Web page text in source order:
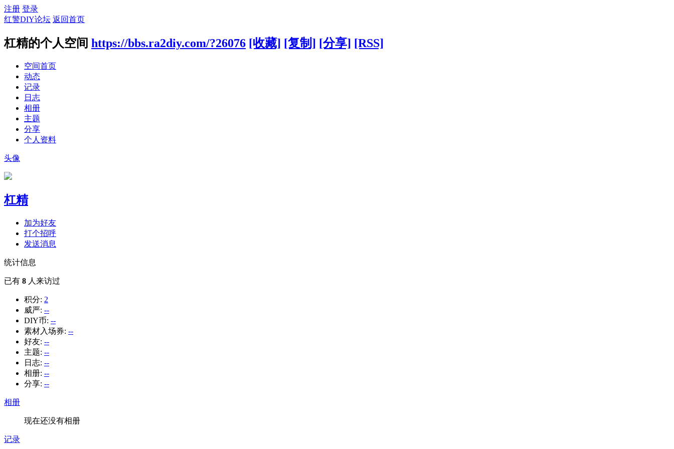
注册 登录
红警DIY论坛 返回首页
杠精的个人空间 https://bbs.ra2diy.com/?26076 [收藏] [复制] [分享] [RSS]
空间首页
动态
记录
日志
相册
主题
分享
个人资料
头像
杠精
加为好友
打个招呼
发送消息
统计信息
已有 8 人来访过
积分: 2
威严: --
DIY币: --
素材入场券: --
好友: --
主题: --
日志: --
相册: --
分享: --
相册
现在还没有相册
记录